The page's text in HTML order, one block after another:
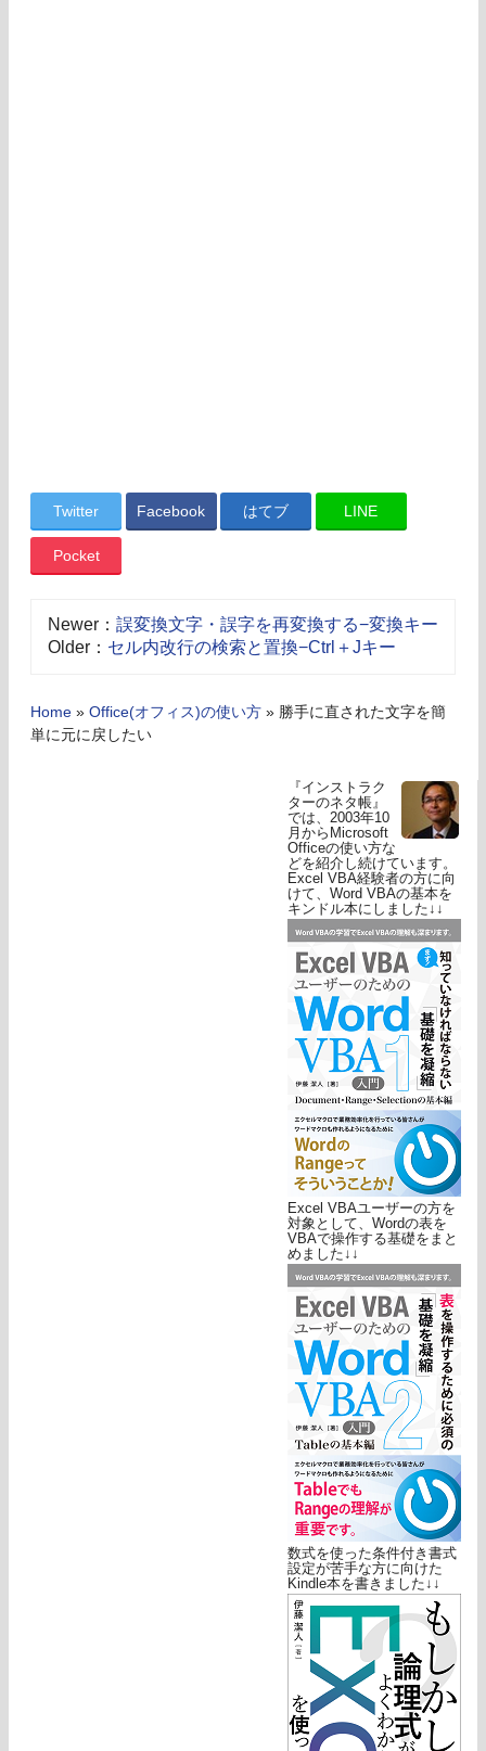
Twitter Facebook はてブ LINE
Pocket
Newer： 誤変換文字・誤字を再変換する−変換キー
Older： セル内改行の検索と置換−Ctrl＋Jキー
Home » Office(オフィス)の使い方 » 勝手に直された文字を簡
単に元に戻したい
『インストラク
ターのネタ帳』
では、2003年10
月からMicrosoft
Officeの使い方な
どを紹介し続けています。
Excel VBA経験者の方に向
けて、Word VBAの基本を
キンドル本にしました↓↓
Excel VBAユーザーの方を
対象として、Wordの表を
VBAで操作する基礎をまと
めました↓↓
数式を使った条件付き書式
設定が苦手な方に向けた
Kindle本を書きました↓↓